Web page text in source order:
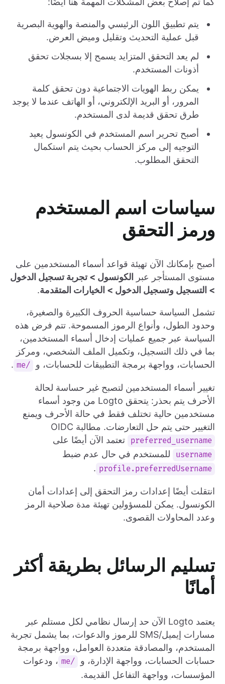
يتم تطبيق اللون الرئيسي والمنصة والهوية البصرية
قبل عملية التحديث وتقليل وميض العرض.
لم يعد التحقق المتزايد يسمح إلا بسجلات تحقق
أذونات المستخدم.
يمكن ربط الهويات الاجتماعية دون تحقق كلمة
المرور، أو البريد الإلكتروني، أو الهاتف عندما لا يوجد
طرق تحقق قديمة لدى المستخدم.
أصبح تحرير اسم المستخدم في الكونسول يعيد
التوجيه إلى مركز الحساب بحيث يتم استكمال
التحقق المطلوب.
سياسات اسم المستخدم
ورمز التحقق
أصبح بإمكانك الآن تهيئة قواعد أسماء المستخدمين على
مستوى المستأجر عبر
الكونسول > تجربة تسجيل الدخول
> التسجيل وتسجيل الدخول > الخيارات المتقدمة.
تشمل السياسة حساسية الحروف الكبيرة والصغيرة،
وحدود الطول، وأنواع الرموز المسموحة. تتم فرض هذه
السياسة عبر جميع عمليات إدخال أسماء المستخدمين،
بما في ذلك التسجيل، وتكميل الملف الشخصي، ومركز
الحسابات، وواجهة برمجة التطبيقات للحسابات، و
/me
.
تغيير أسماء المستخدمين لتصبح غير حساسة لحالة
الأحرف يتم بحذر: يتحقق Logto من وجود أسماء
مستخدمين حالية تختلف فقط في حالة الأحرف ويمنع
التغيير حتى يتم حل التعارضات. مطالبة OIDC
preferred_username تعتمد الآن أيضًا على
username للمستخدم في حال عدم ضبط
profile.preferredUsername
.
انتقلت أيضًا إعدادات رمز التحقق إلى إعدادات أمان
الكونسول. يمكن للمسؤولين تهيئة مدة صلاحية الرمز
وعدد المحاولات القصوى.
تسليم الرسائل بطريقة أكثر
أمانًا
يعتمد Logto الآن حد إرسال نظامي لكل مستلم عبر
مسارات إيميل/SMS للرموز والدعوات، بما يشمل تجربة
المستخدم، والمصادقة متعددة العوامل، وواجهة برمجة
حسابات الحسابات، وواجهة الإدارة، و
/me
، ودعوات
المؤسسات، وواجهة التفاعل القديمة.